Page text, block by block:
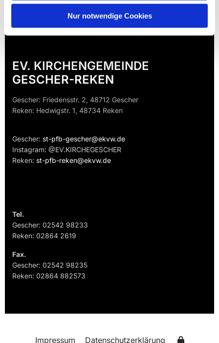
Nur notwendige Cookies
EV. KIRCHENGEMEINDE
GESCHER-REKEN
Gescher: Friedensstr. 2, 48712 Gescher
Reken: Hedwigstr. 1, 48734 Reken
Gescher: st-pfb-gescher@ekvw.de
Instagram: @EV.KIRCHEGESCHER
Reken: st-pfb-reken@ekvw.de
Tel.
Gescher: 02542 98233
Reken: 02864 2619
Fax.
Gescher: 02542 98235
Reken: 02864 882573
Impressum Datenschutzerklärung